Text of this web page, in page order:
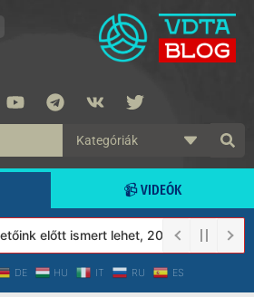
📹 VIDEÓK
előtt ismert lehet, 2023-tól a Védett
DE HU IT RU ES